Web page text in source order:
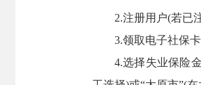
2.注册用户(若已
3.领取电子社保
4.选择失业保险